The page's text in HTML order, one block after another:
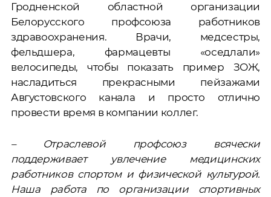
Гродненской областной организации
Белорусского профсоюза работников
здравоохранения. Врачи, медсестры,
фельдшера, фармацевты «оседлали»
велосипеды, чтобы показать пример ЗОЖ,
насладиться прекрасными пейзажами
Августовского канала и просто отлично
провести время в компании коллег.
– Отраслевой профсоюз всячески
поддерживает увлечение медицинских
работников спортом и физической культурой.
Наша работа по организации спортивных